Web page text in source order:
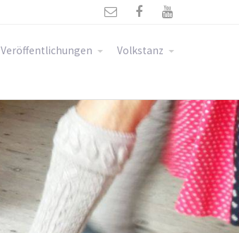
  
Veröffentlichungen Volkstanz